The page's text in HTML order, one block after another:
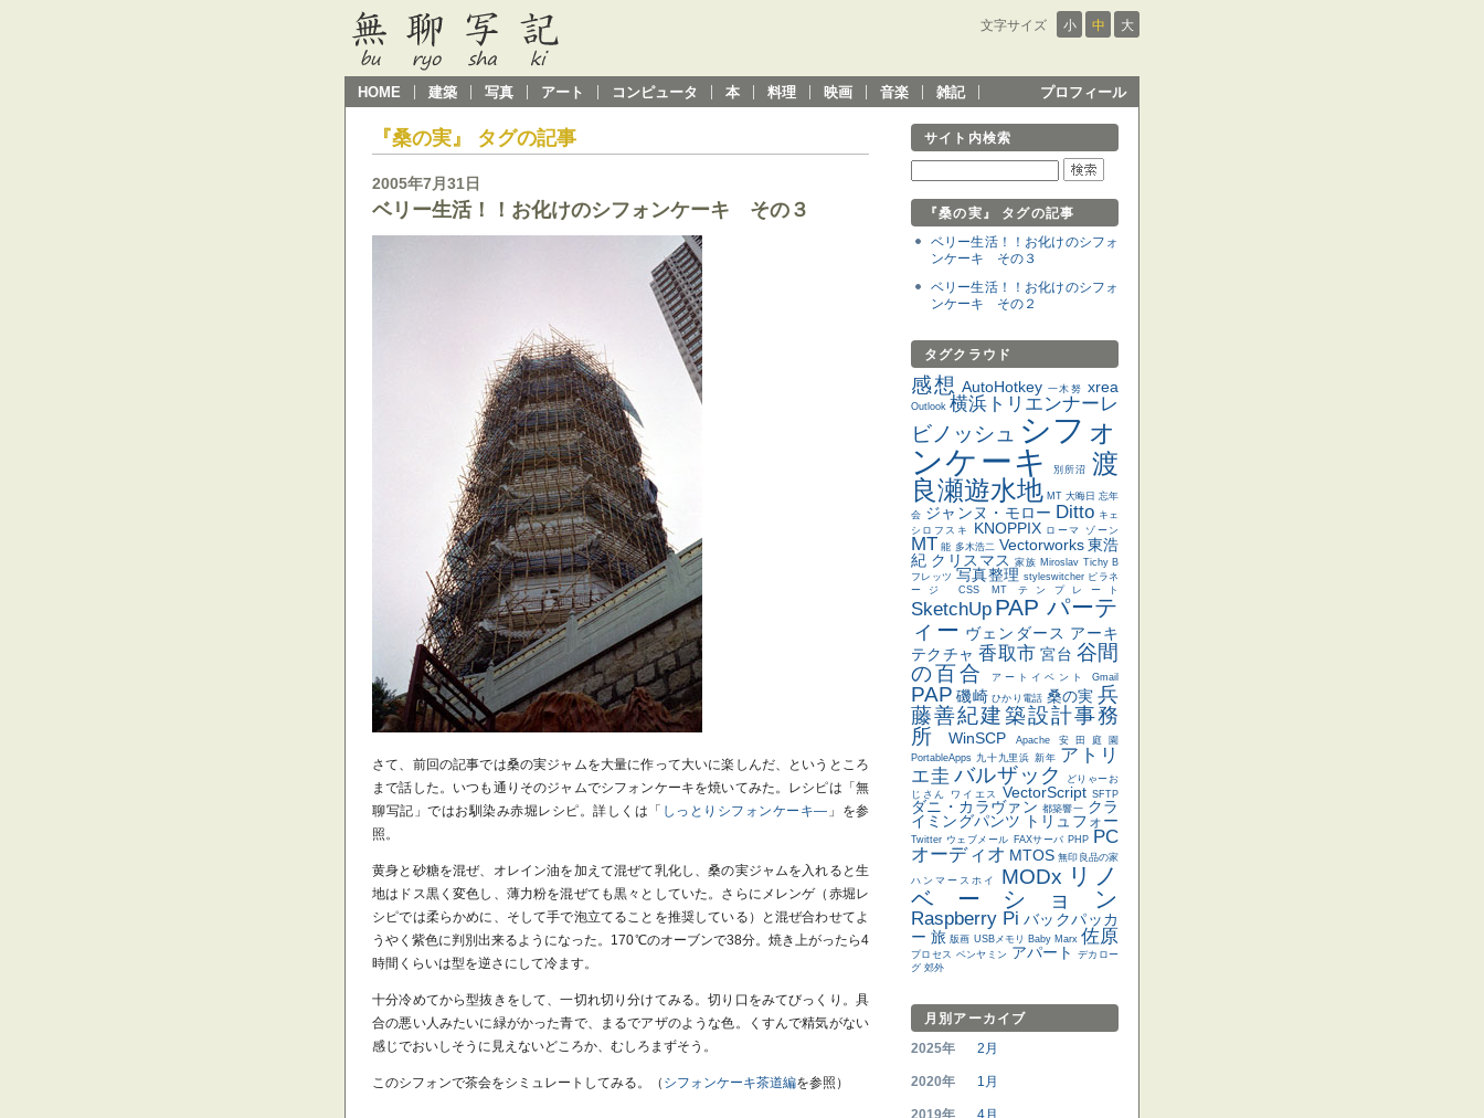
文字サイズ 小 中 大
HOME 建築 写真 アート コンピュータ 本 料理 映画 音楽 雑記 プロフィール
『桑の実』 タグの記事
2005年7月31日
ベリー生活！！お化けのシフォンケーキ その３
さて、前回の記事では桑の実ジャムを大量に作って大いに楽しんだ、というところ
まで話した。いつも通りそのジャムでシフォンケーキを焼いてみた。レシピは「無
聊写記」ではお馴染み赤堀レシピ。詳しくは「 しっとりシフォンケーキ― 」を参
照。
黄身と砂糖を混ぜ、オレイン油を加えて混ぜて乳化し、桑の実ジャムを入れると生
地はドス黒く変色し、薄力粉を混ぜても黒々としていた。さらにメレンゲ（赤堀レ
シピでは柔らかめに、そして手で泡立てることを推奨している）と混ぜ合わせてよ
うやく紫色に判別出来るようになった。170℃のオーブンで38分。焼き上がったら4
時間くらいは型を逆さにして冷ます。
十分冷めてから型抜きをして、一切れ切り分けてみる。切り口をみてびっくり。具
合の悪い人みたいに緑がかった青で、まるでアザのような色。くすんで精気がない
感じでおいしそうに見えないどころか、むしろまずそう。
このシフォンで茶会をシミュレートしてみる。（ シフォンケーキ茶道編を参照）
サイト内検索
『桑の実』 タグの記事
ベリー生活！！お化けのシフォ
ンケーキ その３
ベリー生活！！お化けのシフォ
ンケーキ その２
タグクラウド
感想 AutoHotkey 一木努 xrea
Outlook 横浜トリエンナーレ
ビノッシュ シフォ
ンケーキ
別所沼
渡
良瀬遊水地 MT 大晦日 忘年
会 ジャンヌ・モロー Ditto キェ
シロフスキ
KNOPPIX ローマ ゾーン
MT 能 多木浩二 Vectorworks 東浩
紀 クリスマス 家族 Miroslav Tichy B
フレッツ 写真整理 styleswitcher ピラネ
ージ
CSS MT テンプレート
SketchUp PAP パーテ
ィー ヴェンダース アーキ
テクチャ 香取市 宮台 谷間
の百合
アートイベント Gmail
PAP 磯崎 ひかり電話 桑の実 兵
藤善紀建築設計事務
所
WinSCP Apache
安田庭園
PortableApps 九十九里浜 新年 アトリ
エ圭 バルザック
どりゃーお
じさん
ワイエス VectorScript SFTP
ダニ・カラヴァン 都築響一 クラ
イミングパンツ
トリュフォー
Twitter ウェブメール FAXサーバ PHP
PC
オーディオ MTOS 無印良品の家
ハンマースホイ MODx リノ
ベーション
Raspberry Pi バックパッカ
ー 旅 版画 USBメモリ Baby Marx 佐原
プロセス ベンヤミン アパート
デカロー
グ 郊外
月別アーカイブ
2025年
2月
2020年 1月
2019年 4月